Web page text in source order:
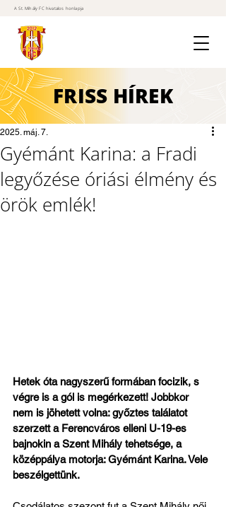
A St. Mihály FC hivatalos honlapja
FRISS HÍREK
Gyémánt Karina: a Fradi
legyőzése óriási élmény és
örök emlék!
2025. máj. 7.
Hetek óta nagyszerű formában focizik, s
végre is a gól is megérkezett! Jobbkor
nem is jöhetett volna: győztes találatot
szerzett a Ferencváros elleni U-19-es
bajnokin a Szent Mihály tehetsége, a
középpálya motorja: Gyémánt Karina. Vele
beszélgettünk.